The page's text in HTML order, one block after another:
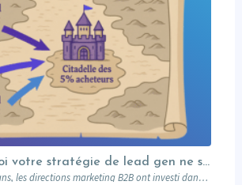
2025 : pourquoi votre stratégie de lead gen ne suffit plus (et comment l’Account-Based Marketing peut relancer vos performances)
Depuis plus de dix ans, les directions marketing B2B ont investi dans des plateformes…